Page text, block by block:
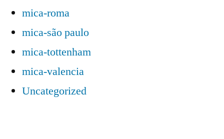
mica-roma
mica-são paulo
mica-tottenham
mica-valencia
Uncategorized